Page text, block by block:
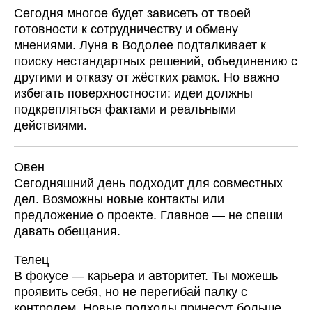
Сегодня многое будет зависеть от твоей
готовности к сотрудничеству и обмену
мнениями. Луна в Водолее подталкивает к
поиску нестандартных решений, объединению с
другими и отказу от жёстких рамок. Но важно
избегать поверхностности: идеи должны
подкрепляться фактами и реальными
действиями.
Овен
Сегодняшний день подходит для совместных
дел. Возможны новые контакты или
предложение о проекте. Главное — не спеши
давать обещания.
Телец
В фокусе — карьера и авторитет. Ты можешь
проявить себя, но не перегибай палку с